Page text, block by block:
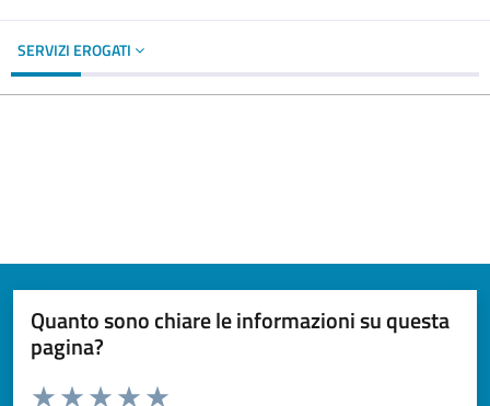
SERVIZI EROGATI
Quanto sono chiare le informazioni su questa
pagina?
Valuta da 1 a 5 stelle la pagina